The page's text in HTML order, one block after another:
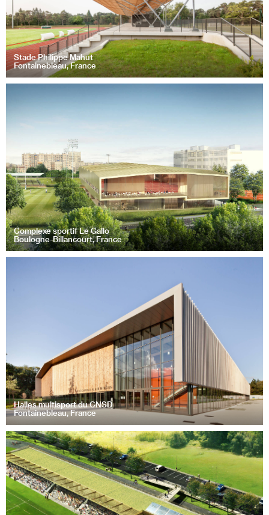
Stade Philippe Mahut
Fontainebleau, France
Complexe sportif Le Gallo
Boulogne-Billancourt, France
Halles multisport du CNSD
Fontainebleau, France